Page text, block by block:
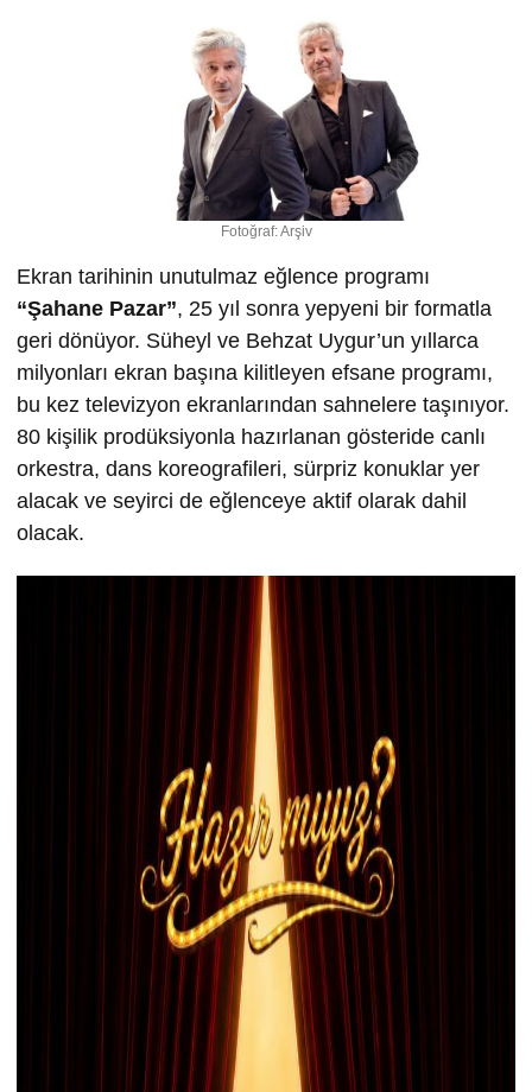
Fotoğraf: Arşiv
Ekran tarihinin unutulmaz eğlence programı
“Şahane Pazar”, 25 yıl sonra yepyeni bir formatla
geri dönüyor. Süheyl ve Behzat Uygur’un yıllarca
milyonları ekran başına kilitleyen efsane programı,
bu kez televizyon ekranlarından sahnelere taşınıyor.
80 kişilik prodüksiyonla hazırlanan gösteride canlı
orkestra, dans koreografileri, sürpriz konuklar yer
alacak ve seyirci de eğlenceye aktif olarak dahil
olacak.